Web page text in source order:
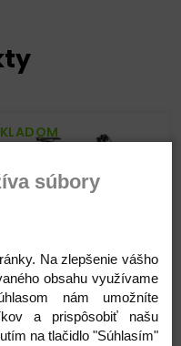
XT2 matný
299,00 €1 799,00 €
súbory
Na zlepšenie vášho
obsahu využívame
nám umožníte
a prispôsobiť našu
na tlačidlo "Súhlasím"